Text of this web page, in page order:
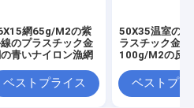
網65g/M2の紫
のプラスチック金
青いナイロン漁網
ベストプライス
50X35温室のた
ラスチック金網
100g/M2の反
ベストプラ